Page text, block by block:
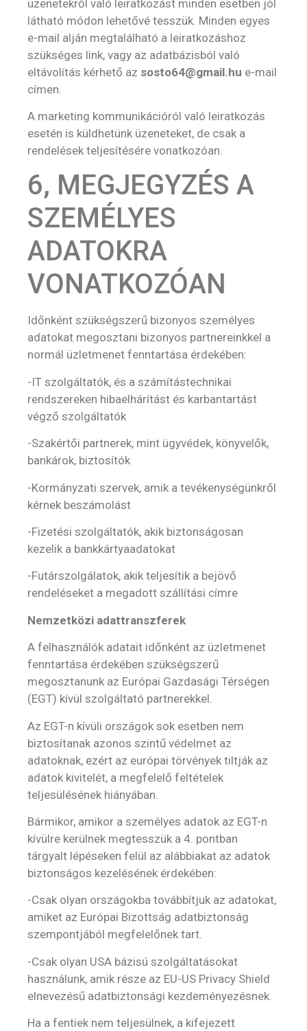
üzenetekről való leiratkozást minden esetben jól
látható módon lehetővé tesszük. Minden egyes
e-mail alján megtalálható a leiratkozáshoz
szükséges link, vagy az adatbázisból való
eltávolítás kérhető az sosto64@gmail.hu e-mail
címen.
A marketing kommunikációról való leiratkozás
esetén is küldhetünk üzeneteket, de csak a
rendelések teljesítésére vonatkozóan.
6, MEGJEGYZÉS A
SZEMÉLYES
ADATOKRA
VONATKOZÓAN
Időnként szükségszerű bizonyos személyes
adatokat megosztani bizonyos partnereinkkel a
normál üzletmenet fenntartása érdekében:
-IT szolgáltatók, és a számítástechnikai
rendszereken hibaelhárítást és karbantartást
végző szolgáltatók
-Szakértői partnerek, mint ügyvédek, könyvelők,
bankárok, biztosítók
-Kormányzati szervek, amik a tevékenységünkről
kérnek beszámolást
-Fizetési szolgáltatók, akik biztonságosan
kezelik a bankkártyaadatokat
-Futárszolgálatok, akik teljesítik a bejövő
rendeléseket a megadott szállítási címre
Nemzetközi adattranszferek
A felhasználók adatait időnként az üzletmenet
fenntartása érdekében szükségszerű
megosztanunk az Európai Gazdasági Térségen
(EGT) kívül szolgáltató partnerekkel.
Az EGT-n kívüli országok sok esetben nem
biztosítanak azonos szintű védelmet az
adatoknak, ezért az európai törvények tiltják az
adatok kivitelét, a megfelelő feltételek
teljesülésének hiányában.
Bármikor, amikor a személyes adatok az EGT-n
kívülre kerülnek megtesszük a 4. pontban
tárgyalt lépéseken felül az alábbiakat az adatok
biztonságos kezelésének érdekében:
-Csak olyan országokba továbbítjuk az adatokat,
amiket az Európai Bizottság adatbiztonság
szempontjából megfelelőnek tart.
-Csak olyan USA bázisú szolgáltatásokat
használunk, amik része az EU-US Privacy Shield
elnevezésű adatbiztonsági kezdeményezésnek.
Ha a fentiek nem teljesülnek, a kifejezett